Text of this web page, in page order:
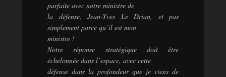
parfaite avec notre ministre de
la défense, Jean-Yves Le Drian, et pas
simplement parce qu’il est mon
ministre !
Notre réponse stratégique doit être
échelonnée dans l’espace, avec cette
défense dans la profondeur que je viens de